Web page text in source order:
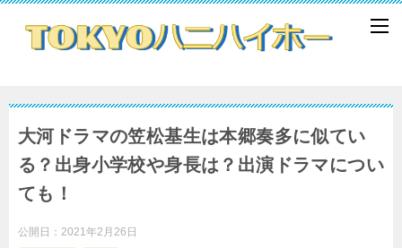
大河ドラマの笠松基生は本郷奏多に似てい
る？出身小学校や身長は？出演ドラマについ
ても！
公開日： 2021年2月26日